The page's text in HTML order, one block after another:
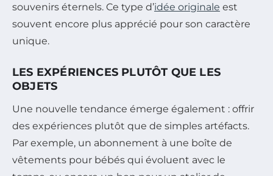
souvenirs éternels. Ce type d’idée originale est
souvent encore plus apprécié pour son caractère
unique.
LES EXPÉRIENCES PLUTÔT QUE LES
OBJETS
Une nouvelle tendance émerge également : offrir
des expériences plutôt que de simples artéfacts.
Par exemple, un abonnement à une boîte de
vêtements pour bébés qui évoluent avec le